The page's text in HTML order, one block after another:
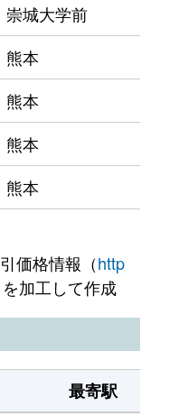
熊本(ＪＲ・熊本電鉄)
熊本(ＪＲ・熊本電鉄)
崇城大学前
熊本
熊本
熊本
熊本
熊本
熊本
価格情報（http
加工して作成
最寄駅